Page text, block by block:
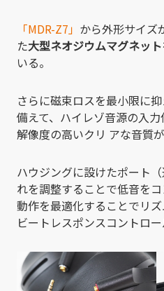
「MDR-Z7」 から外形サイズ
た大型ネオジウムマグネット
いる。
さらに磁束ロスを最小限に
備えて、ハイレゾ音源の入
解像度の高いクリ アな音質が
ハウジングに設けたポート
れを調整することで低音を
動作を最適化することでリ
ビートレスポンスコントロー